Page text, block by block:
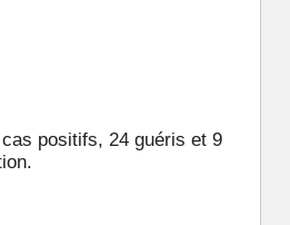
positifs, 24 guéris et 9